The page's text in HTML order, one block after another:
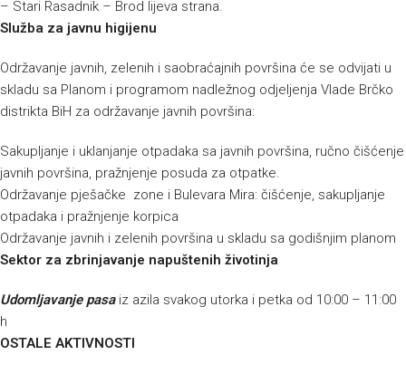
– Stari Rasadnik – Brod lijeva strana.
Služba za javnu higijenu
Održavanje javnih, zelenih i saobraćajnih površina će se odvijati u
skladu sa Planom i programom nadležnog odjeljenja Vlade Brčko
distrikta BiH za održavanje javnih površina:
Sakupljanje i uklanjanje otpadaka sa javnih površina, ručno čišćenje
javnih površina, pražnjenje posuda za otpatke.
Održavanje pješačke zone i Bulevara Mira: čišćenje, sakupljanje
otpadaka i pražnjenje korpica
Održavanje javnih i zelenih površina u skladu sa godišnjim planom
Sektor za zbrinjavanje napuštenih životinja
Udomljavanje pasaiz azila svakog utorka i petka od 10:00 – 11:00
h
OSTALE AKTIVNOSTI